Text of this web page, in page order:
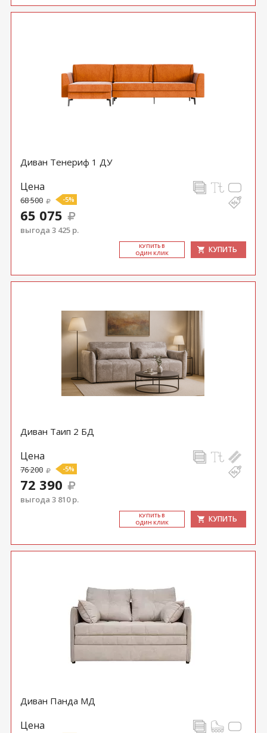
Диван Тенериф 1 ДУ
Цена
68 500 -5%
65 075
выгода 3 425 р.
КУ­ПИТЬ В
ОДИН КЛИК
КУПИТЬ
Диван Таип 2 БД
Цена
76 200 -5%
72 390
выгода 3 810 р.
КУ­ПИТЬ В
ОДИН КЛИК
КУПИТЬ
Диван Панда МД
Цена